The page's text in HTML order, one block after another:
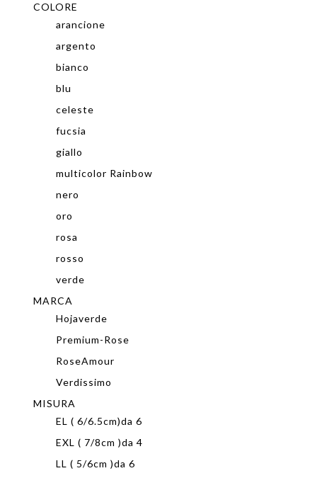
COLORE
arancione
argento
bianco
blu
celeste
fucsia
giallo
multicolor Rainbow
nero
oro
rosa
rosso
verde
MARCA
Hojaverde
Premium-Rose
RoseAmour
Verdissimo
MISURA
EL ( 6/6.5cm)da 6
EXL ( 7/8cm )da 4
LL ( 5/6cm )da 6